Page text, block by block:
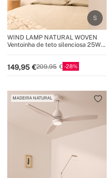
WIND LAMP NATURAL WOVEN
Ventoinha de teto silenciosa 25W
149,95 209,95 28
MADEIRA NATURAL